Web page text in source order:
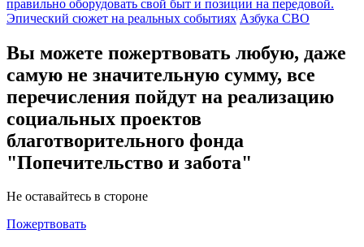
правильно оборудовать свой быт и позиции на передовой.
Эпический сюжет на реальных событиях Азбука СВО
Вы можете пожертвовать любую, даже
самую не значительную сумму, все
перечисления пойдут на реализацию
социальных проектов
благотворительного фонда
"Попечительство и забота"
Не оставайтесь в стороне
Пожертвовать